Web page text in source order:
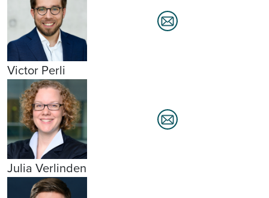
Victor Perli
Julia Verlinden